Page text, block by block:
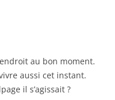
au bon moment.
aussi cet instant.
il s’agissait ?